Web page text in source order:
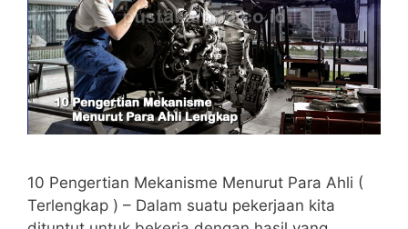
10 Pengertian Mekanisme Menurut Para Ahli (
Terlengkap ) – Dalam suatu pekerjaan kita